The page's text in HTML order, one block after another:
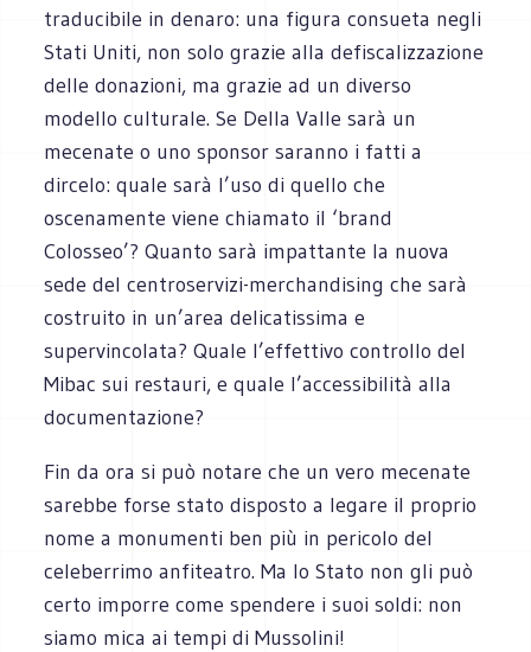
traducibile in denaro: una figura consueta negli
Stati Uniti, non solo grazie alla defiscalizzazione
delle donazioni, ma grazie ad un diverso
modello culturale. Se Della Valle sarà un
mecenate o uno sponsor saranno i fatti a
dircelo: quale sarà l’uso di quello che
oscenamente viene chiamato il ‘brand
Colosseo’? Quanto sarà impattante la nuova
sede del centroservizi-merchandising che sarà
costruito in un’area delicatissima e
supervincolata? Quale l’effettivo controllo del
Mibac sui restauri, e quale l’accessibilità alla
documentazione?
Fin da ora si può notare che un vero mecenate
sarebbe forse stato disposto a legare il proprio
nome a monumenti ben più in pericolo del
celeberrimo anfiteatro. Ma lo Stato non gli può
certo imporre come spendere i suoi soldi: non
siamo mica ai tempi di Mussolini!